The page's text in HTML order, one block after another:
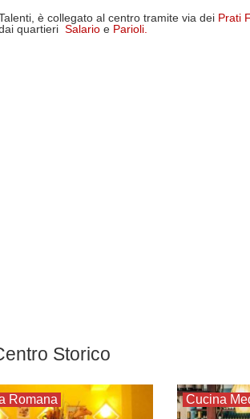
è collegato al centro tramite via dei Prati
dai quartieriSalario e Parioli
Storico
Romana Cucina